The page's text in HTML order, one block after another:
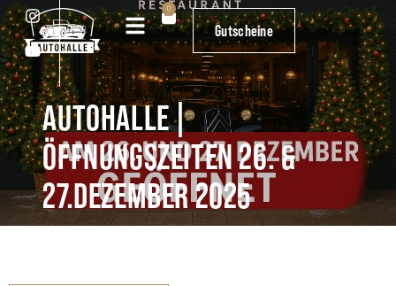
0
Gutscheine
0
Gutscheine
AUTOHALLE |
ÖFFNUNGSZEITEN 26. &
27.DEZEMBER 2025